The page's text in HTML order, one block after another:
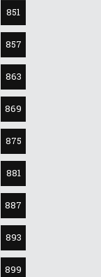
851
857
863
869
875
881
887
893
899